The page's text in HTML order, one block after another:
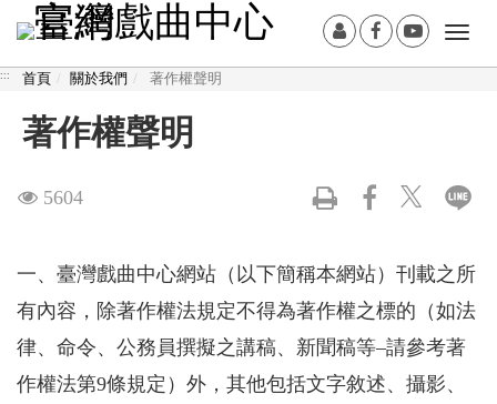
到
主
塊
會
Facebook[另
::: 首頁 關於我們 著作權聲明
著作權聲明
觀
次
5604
一、臺灣戲曲中心網站（以下簡稱本網站）刊載之所
有內容，除著作權法規定不得為著作權之標的（如法
律、命令、公務員撰擬之講稿、新聞稿等–請參考著
作權法第9條規定）外，其他包括文字敘述、攝影、